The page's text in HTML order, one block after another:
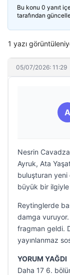
Bu konu 0 yanıt
tarafından
1 yazı
05/07/2026: 11:29
A
Nesrin
Ayruk, Ata
buluşturan yeni
büyük bir
Reytinglerde
damga vuruyor.
fragman geldi.
yayınlanmaz
YORUM YAĞDI
Daha 17 6.